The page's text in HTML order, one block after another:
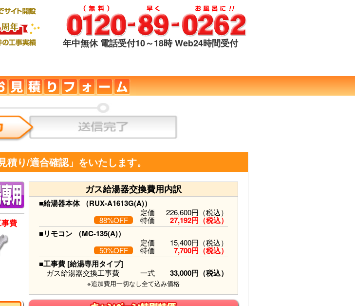
年中無休 電話受付10～18時 Web24時間受付
積り/適合確認」をいたします。
費
ガス給湯器交換費用内訳
■給湯器本体 （RUX-A1613G(A)）
定価 226,600円（税込）
88%OFF 特価
27,192円（税込）
■リモコン （MC-135(A)）
定価 15,400円（税込）
50%OFF 特価
7,700円（税込）
■工事費 [給湯専用タイプ]
ガス給湯器交換工事費 一式 33,000円（税込）
※追加費用一切なし全て込み価格